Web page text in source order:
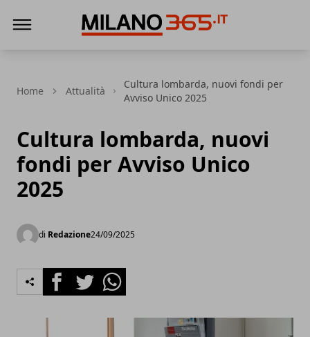
Home Attualità
Cultura lombarda, nuovi fondi per
Avviso Unico 2025
Cultura lombarda, nuovi
fondi per Avviso Unico
2025
di Redazione24/09/2025
FacebookTwitterWhatsapp